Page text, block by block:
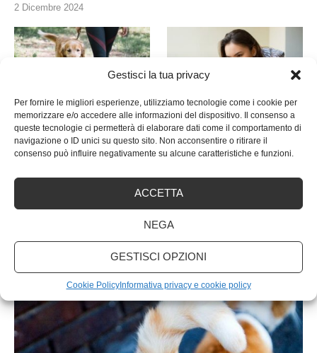
Gestisci la tua privacy
Per fornire le migliori esperienze, utilizziamo tecnologie come i cookie per
memorizzare e/o accedere alle informazioni del dispositivo. Il consenso a
queste tecnologie ci permetterà di elaborare dati come il comportamento di
navigazione o ID unici su questo sito. Non acconsentire o ritirare il
consenso può influire negativamente su alcune caratteristiche e funzioni.
ACCETTA
NEGA
GESTISCI OPZIONI
Cookie PolicyInformativa privacy e cookie policy
2 Dicembre 2024
Cani con insufficienza
renale: quanto è importante
19 Giugno 2023
animalsland.it, curiosità
sul mondo animale